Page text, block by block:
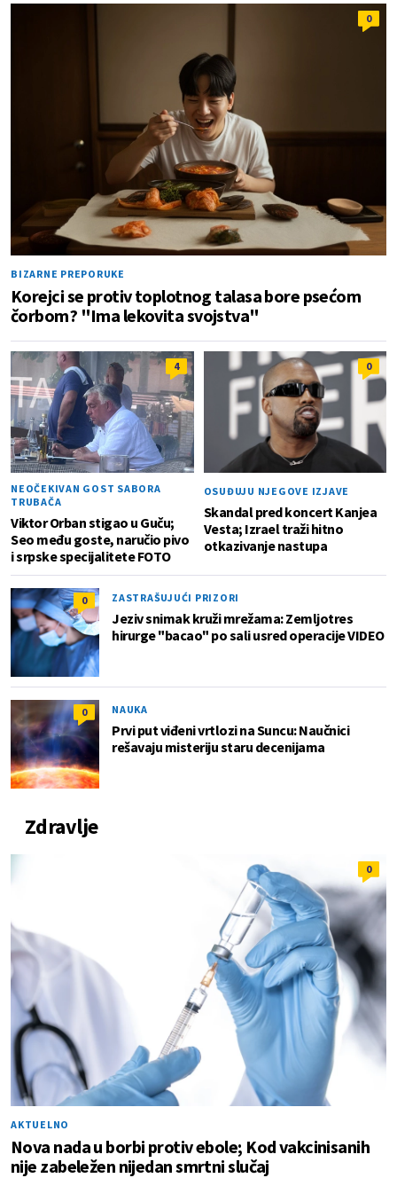
0
BIZARNE PREPORUKE
Korejci se protiv toplotnog talasa bore psećom
čorbom? "Ima lekovita svojstva"
4
NEOČEKIVAN GOST SABORA
TRUBAČA
Viktor Orban stigao u Guču;
Seo među goste, naručio pivo
i srpske specijalitete FOTO
0
OSUĐUJU NJEGOVE IZJAVE
Skandal pred koncert Kanjea
Vesta; Izrael traži hitno
otkazivanje nastupa
0 ZASTRAŠUJUĆI PRIZORI
Jeziv snimak kruži mrežama: Zemljotres
hirurge "bacao" po sali usred operacije VIDEO
0 NAUKA
Prvi put viđeni vrtlozi na Suncu: Naučnici
rešavaju misteriju staru decenijama
Zdravlje
0
AKTUELNO
Nova nada u borbi protiv ebole; Kod vakcinisanih
nije zabeležen nijedan smrtni slučaj